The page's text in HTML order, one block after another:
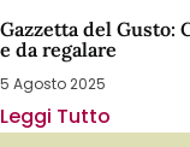
Gazzetta del Gusto:
e da regalare
5 Agosto 2025
Leggi Tutto